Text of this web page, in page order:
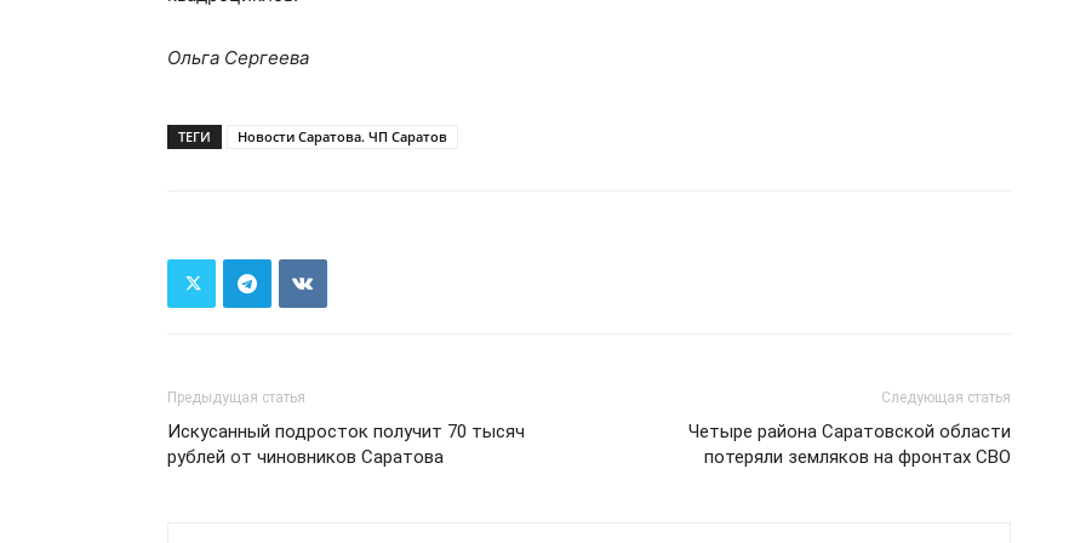
Ольга Сергеева
ТЕГИ Новости Саратова. ЧП Саратов
Предыдущая статья
Искусанный подросток получит 70 тысяч
рублей от чиновников Саратова
Следующая статья
Четыре района Саратовской области
потеряли земляков на фронтах СВО